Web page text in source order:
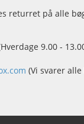
returret på alle
9.00 -
(Vi svarer